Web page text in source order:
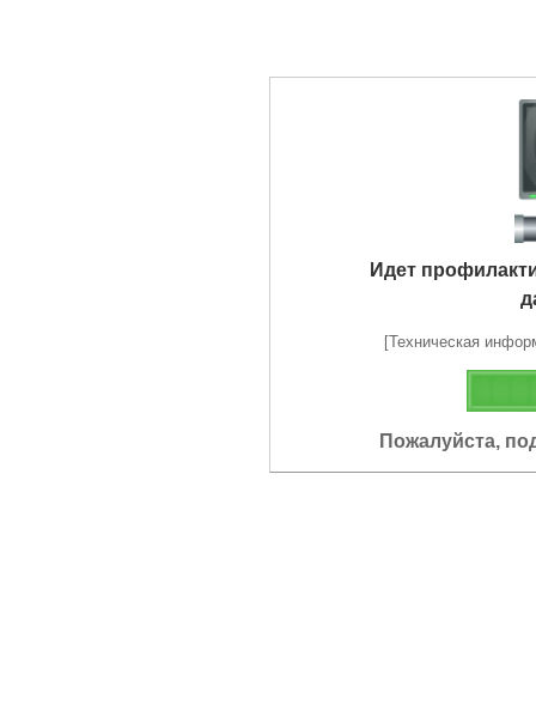
Идет
[Техническая
Пожалуйста,